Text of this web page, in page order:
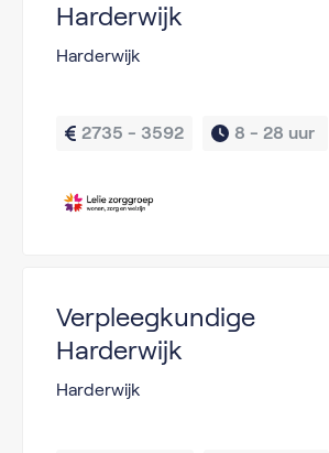
Harderwijk
Harderwijk
2735 - 3592 8 - 28 uur
Verpleegkundige
Harderwijk
Harderwijk